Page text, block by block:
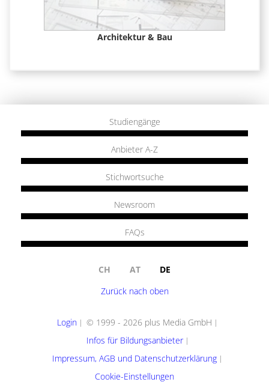
Architektur & Bau
Studiengänge
Anbieter A-Z
Stichwortsuche
Newsroom
FAQs
CH AT
DE
Zurück nach oben
Login
© 1999 - 2026 plus Media GmbH
Infos für Bildungsanbieter
Impressum, AGB und Datenschutzerklärung
Cookie-Einstellungen